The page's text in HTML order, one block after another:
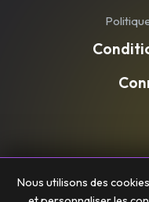
Nous utilisons des